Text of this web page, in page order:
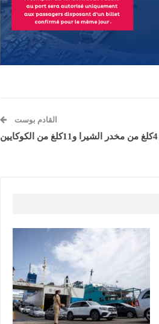
القادم بوست